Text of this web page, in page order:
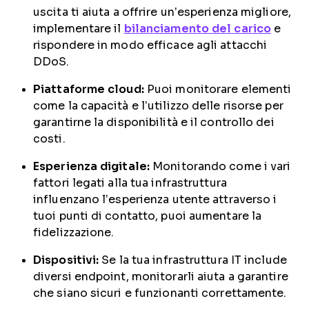
uscita ti aiuta a offrire un’esperienza migliore,
implementare il bilanciamento del carico e
rispondere in modo efficace agli attacchi
DDoS.
Piattaforme cloud:Puoi monitorare elementi
come la capacità e l’utilizzo delle risorse per
garantirne la disponibilità e il controllo dei
costi.
Esperienza digitale: Monitorando come i vari
fattori legati alla tua infrastruttura
influenzano l’esperienza utente attraverso i
tuoi punti di contatto, puoi aumentare la
fidelizzazione.
Dispositivi: Se la tua infrastruttura IT include
diversi endpoint, monitorarli aiuta a garantire
che siano sicuri e funzionanti correttamente.